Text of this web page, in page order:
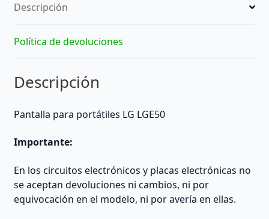
Descripción
Política de devoluciones
Descripción
Pantalla para portátiles LG LGE50
Importante:
En los circuitos electrónicos y placas electrónicas no
se aceptan devoluciones ni cambios, ni por
equivocación en el modelo, ni por avería en ellas.